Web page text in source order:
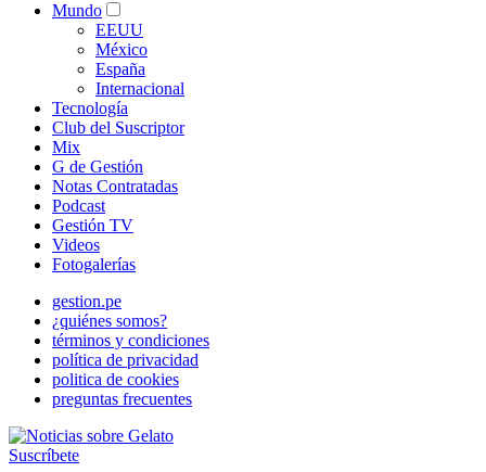
Mundo
EEUU
México
España
Internacional
Tecnología
Club del Suscriptor
Mix
G de Gestión
Notas Contratadas
Podcast
Gestión TV
Videos
Fotogalerías
gestion.pe
¿quiénes somos?
términos y condiciones
política de privacidad
politica de cookies
preguntas frecuentes
Suscríbete